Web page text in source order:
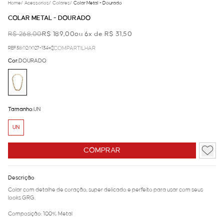
Home/ Acessorios/ Colares/ Colar Metal - Dourado
COLAR METAL - DOURADO
R$ 268,00R$ 189,00ou 6x de R$ 31,50
REF.58.02.0027-134 COMPARTILHAR
COMPRAR
Cor:DOURADO
Tamanho:UN
UN
Descrição
Colar com detalhe de coração, super delicado e perfeito para usar com seus
looks GRG.
Composição: 100% Metal